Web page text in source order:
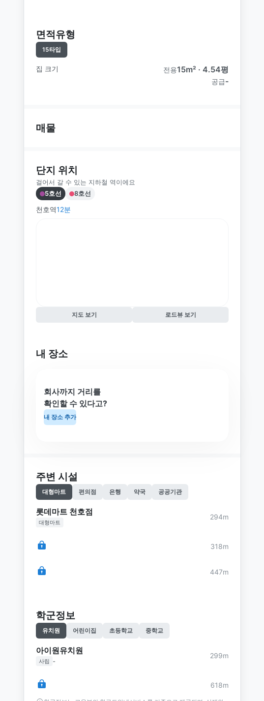
면적유형
15타입
집 크기 전용15m² · 4.54평
공급-
매물
단지 위치
걸어서 갈 수 있는 지하철 역이에요
5호선
8호선
천호역12분
지도 보기 로드뷰 보기
내 장소
회사까지 거리를
확인할 수 있다고?
내 장소 추가
주변 시설
대형마트 편의점 은행 약국 공공기관
롯데마트 천호점
대형마트
294m
318m
447m
학군정보
유치원 어린이집 초등학교 중학교
아이원유치원
사립 -
299m
618m